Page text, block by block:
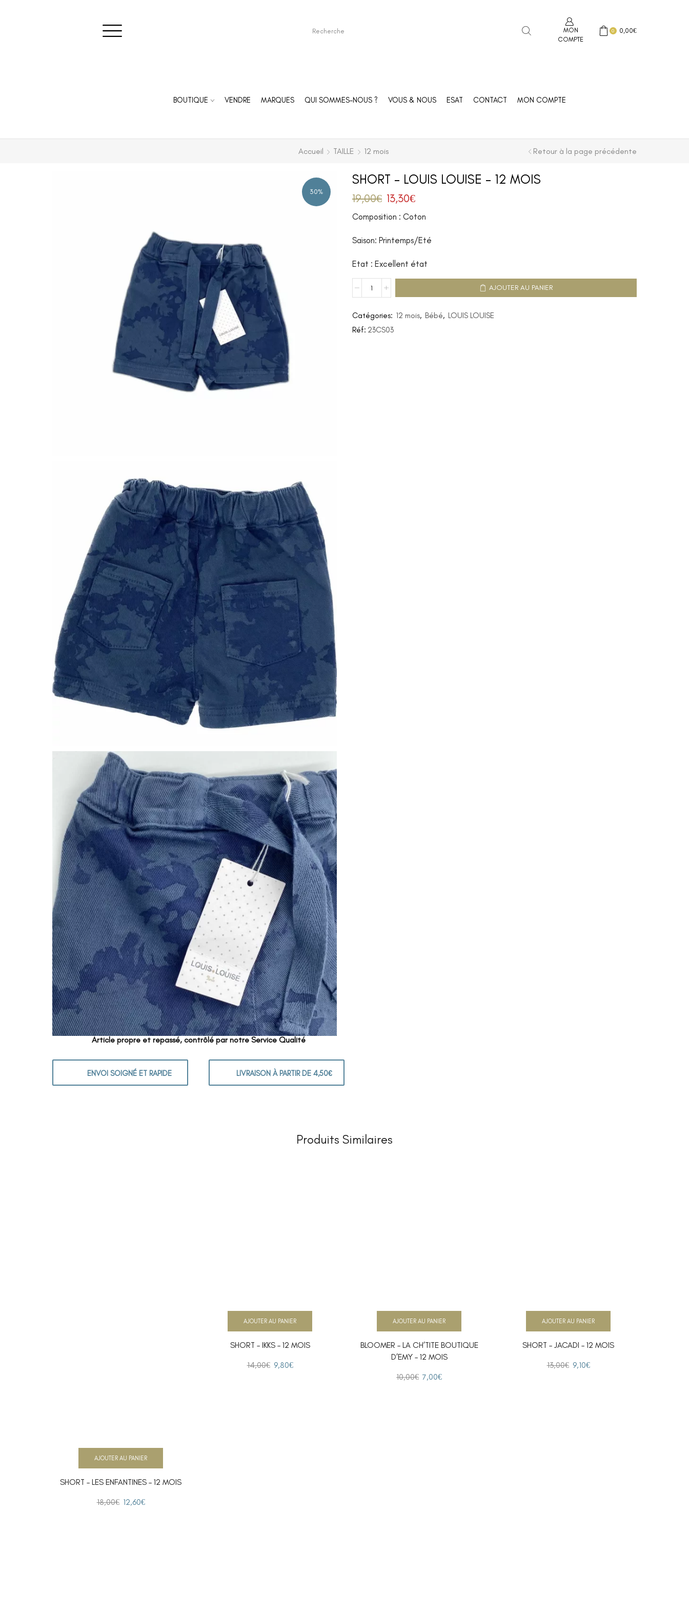
MON
COMPTE
0 0,00€
BOUTIQUE VENDRE MARQUES QUI SOMMES-NOUS ? VOUS & NOUS ESAT CONTACT MON COMPTE
Accueil TAILLE 12 mois Retour à la page précédente
30%
SHORT – LOUIS LOUISE – 12 MOIS
19,00€ 13,30€
Composition : Coton
Saison: Printemps/Eté
Etat : Excellent état
AJOUTER AU PANIER
Catégories: 12 mois, Bébé, LOUIS LOUISE
Réf: 23CS03
Article propre et repassé, contrôlé par notre Service Qualité
ENVOI SOIGNÉ ET RAPIDE LIVRAISON À PARTIR DE 4,50€
Produits Similaires
SHORT – LES ENFANTINES – 12 MOIS
18,00€ 12,60€
AJOUTER AU PANIER
SHORT – IKKS – 12 MOIS
14,00€ 9,80€
AJOUTER AU PANIER
BLOOMER – LA CH’TITE BOUTIQUE
D’EMY – 12 MOIS
10,00€ 7,00€
AJOUTER AU PANIER
SHORT – JACADI – 12 MOIS
13,00€ 9,10€
AJOUTER AU PANIER